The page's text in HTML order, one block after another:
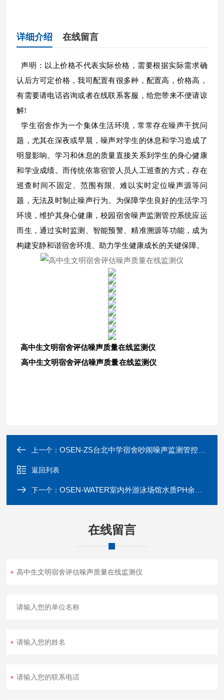
详细介绍 在线留言
声明：以上价格不代表实际价格，需要根据实际需求确
认后方可定价格，我司配置有很多种，配置高，价格高，
有需要请电话咨询或者在线联系客服，给您带来不便请谅
解!
学生宿舍作为一个集体生活环境，常常存在噪声干扰问
题，尤其在深夜或早晨，噪声对学生的休息和学习造成了
明显影响。学习和休息的质量直接关系到学生的身心健康
和学业成绩。而传统依靠宿管人员人工巡查的方式，存在
巡查时间不固定、范围有限、难以实时定位噪声源等问
题，无法及时制止噪声行为。为保障学生良好的生活学习
环境，维护其身心健康，校园宿舍噪声监测管控系统应运
而生，通过实时监测、智能预警、精准溯源等功能，成为
构建安静和谐宿舍环境、助力学生健康成长的关键保障。
高中生文明宿舍评估噪声质量在线监测仪
高中生文明宿舍评估噪声质量在线监测仪
上一个：OSEN-ZS台北中学宿舍吵闹噪声监测管控系统
返回列表
下一个：OSEN-WATER室内外游泳场馆水质PH余氯在线监测仪器
在线留言